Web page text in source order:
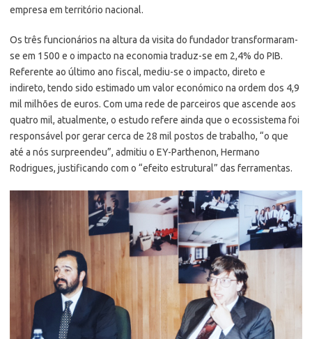
empresa em território nacional.
Os três funcionários na altura da visita do fundador transformaram-
se em 1500 e o impacto na economia traduz-se em 2,4% do PIB.
Referente ao último ano fiscal, mediu-se o impacto, direto e
indireto, tendo sido estimado um valor económico na ordem dos 4,9
mil milhões de euros. Com uma rede de parceiros que ascende aos
quatro mil, atualmente, o estudo refere ainda que o ecossistema foi
responsável por gerar cerca de 28 mil postos de trabalho, “o que
até a nós surpreendeu”, admitiu o EY-Parthenon, Hermano
Rodrigues, justificando com o “efeito estrutural” das ferramentas.